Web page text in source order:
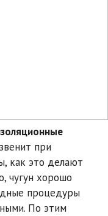
при
как это делают
чугун хорошо
процедуры
По этим